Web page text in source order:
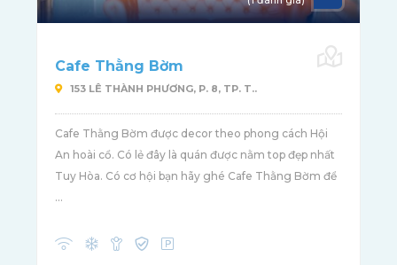
Cafe Thằng Bờm
153 LÊ THÀNH PHƯƠNG, P. 8, TP. T..
Cafe Thằng Bờm được decor theo phong cách Hội
An hoài cổ. Có lẻ đây là quán được nằm top đẹp nhất
Tuy Hòa. Có cơ hội bạn hãy ghé Cafe Thằng Bờm để
...